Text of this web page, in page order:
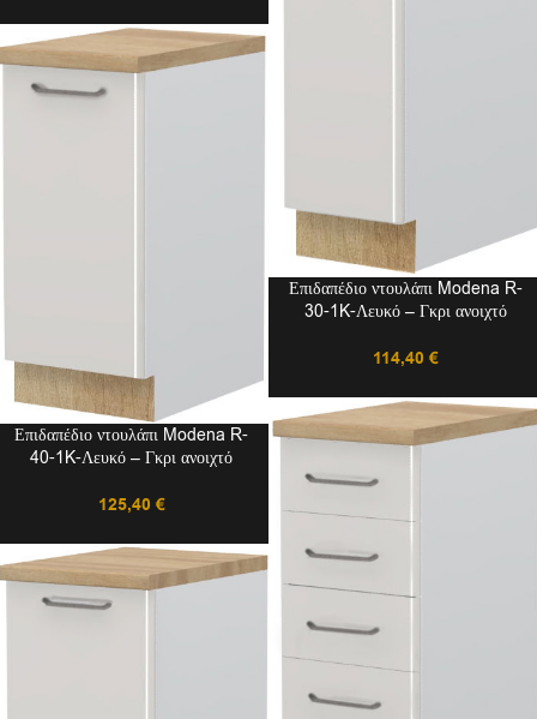
Επιδαπέδιο ντουλάπι Modena R-
30-1K-Λευκό – Γκρι ανοιχτό
114,40 €
Επιδαπέδιο ντουλάπι Modena R-
40-1K-Λευκό – Γκρι ανοιχτό
125,40 €